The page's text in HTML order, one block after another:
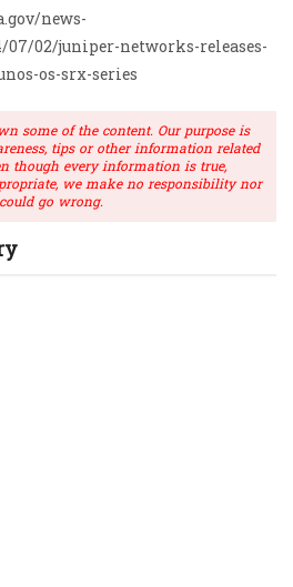
news-
02/juniper-networks-releases-
os-srx-series
some of the content. Our purpose is
tips or other information related
though every information is true,
we make no responsibility nor
go wrong.